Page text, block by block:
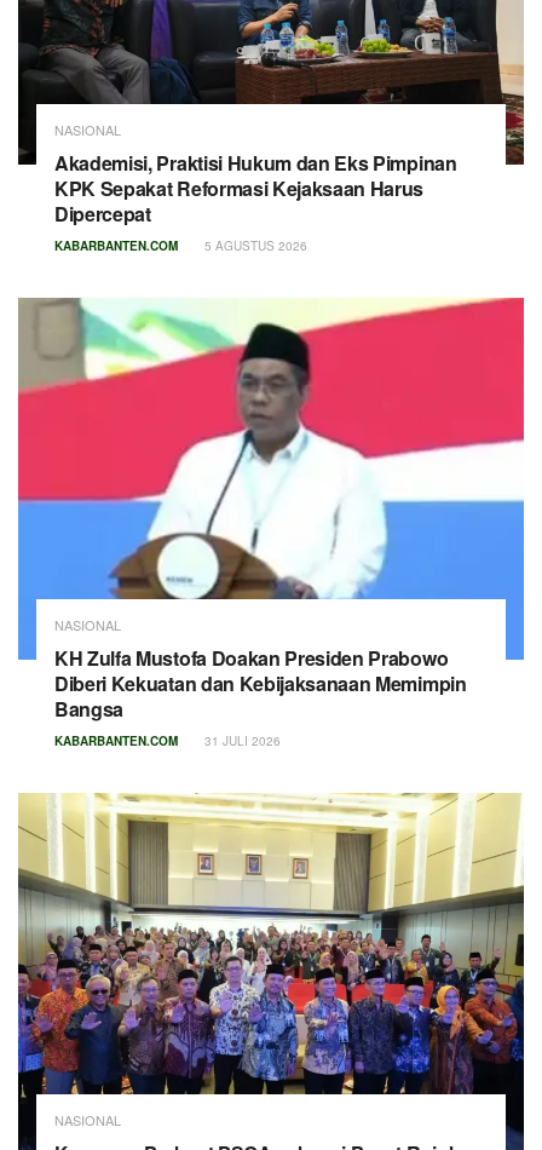
NASIONAL
Akademisi, Praktisi Hukum dan Eks Pimpinan
KPK Sepakat Reformasi Kejaksaan Harus
Dipercepat
KABARBANTEN.COM 5 AGUSTUS 2026
NASIONAL
KH Zulfa Mustofa Doakan Presiden Prabowo
Diberi Kekuatan dan Kebijaksanaan Memimpin
Bangsa
KABARBANTEN.COM 31 JULI 2026
NASIONAL